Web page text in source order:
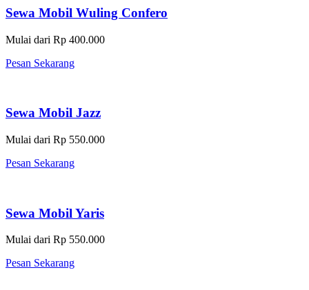
Sewa Mobil Wuling Confero
Mulai dari Rp 400.000
Pesan Sekarang
Sewa Mobil Jazz
Mulai dari Rp 550.000
Pesan Sekarang
Sewa Mobil Yaris
Mulai dari Rp 550.000
Pesan Sekarang